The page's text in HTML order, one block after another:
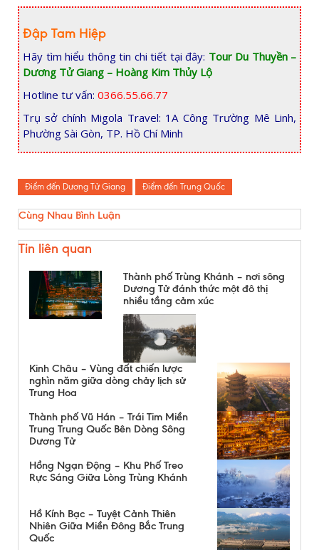
Đập Tam Hiệp
Hãy tìm hiểu thông tin chi tiết tại đây: Tour Du Thuyền –
Dương Tử Giang – Hoàng Kim Thủy Lộ
Hotline tư vấn: 0366.55.66.77
Trụ sở chính Migola Travel: 1A Công Trường Mê Linh,
Phường Sài Gòn, TP. Hồ Chí Minh
Điểm đến Dương Tử Giang Điểm đến Trung Quốc
Cùng Nhau Bình Luận
Tin liên quan
Thành phố Trùng Khánh – nơi sông
Dương Tử đánh thức một đô thị
nhiều tầng cảm xúc
Kinh Châu – Vùng đất chiến lược
nghìn năm giữa dòng chảy lịch sử
Trung Hoa
Thành phố Vũ Hán – Trái Tim Miền
Trung Trung Quốc Bên Dòng Sông
Dương Tử
Hồng Ngạn Động – Khu Phố Treo
Rực Sáng Giữa Lòng Trùng Khánh
Hồ Kính Bạc – Tuyệt Cảnh Thiên
Nhiên Giữa Miền Đông Bắc Trung
Quốc